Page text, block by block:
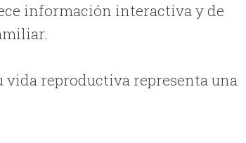
información interactiva y de
vida reproductiva representa una